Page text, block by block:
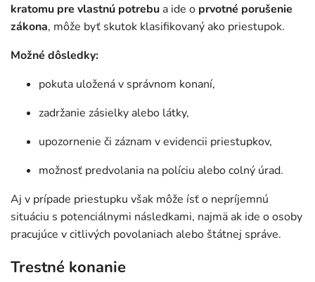
kratomu pre vlastnú potrebu a ide o prvotné porušenie
zákona, môže byť skutok klasifikovaný ako priestupok.
Možné dôsledky:
pokuta uložená v správnom konaní,
zadržanie zásielky alebo látky,
upozornenie či záznam v evidencii priestupkov,
možnosť predvolania na políciu alebo colný úrad.
Aj v prípade priestupku však môže ísť o nepríjemnú
situáciu s potenciálnymi následkami, najmä ak ide o osoby
pracujúce v citlivých povolaniach alebo štátnej správe.
Trestné konanie